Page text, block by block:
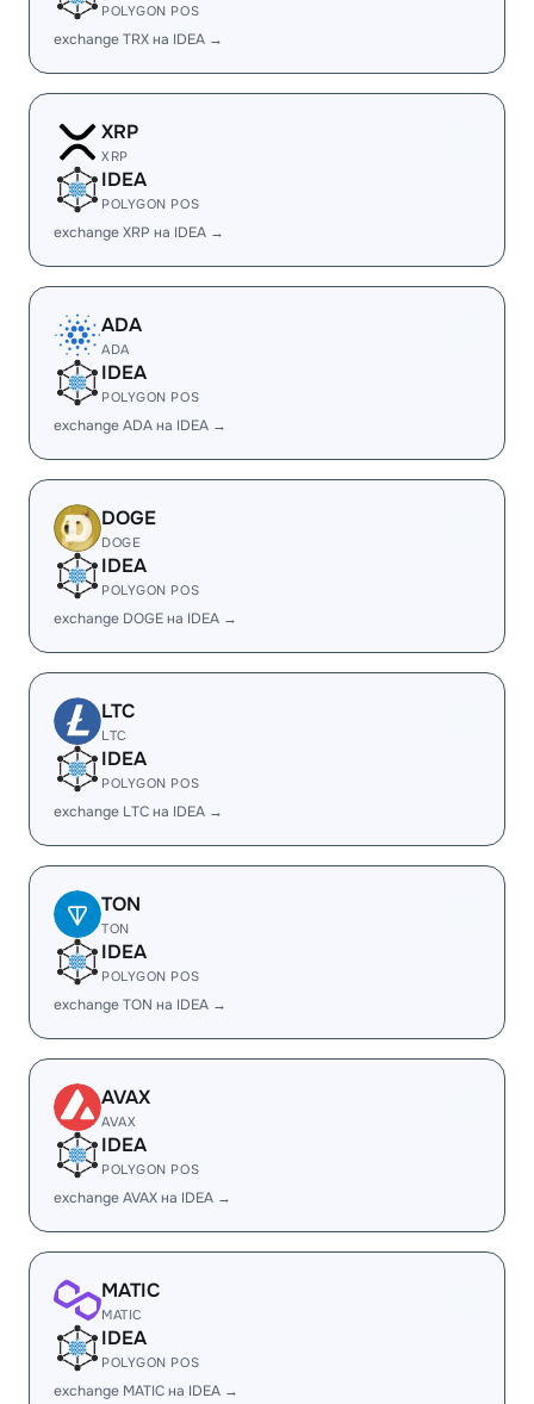
POLYGON POS
exchange TRX на IDEA →
XRP
XRP
IDEA
POLYGON POS
exchange XRP на IDEA →
ADA
ADA
IDEA
POLYGON POS
exchange ADA на IDEA →
DOGE
DOGE
IDEA
POLYGON POS
exchange DOGE на IDEA →
LTC
LTC
IDEA
POLYGON POS
exchange LTC на IDEA →
TON
TON
IDEA
POLYGON POS
exchange TON на IDEA →
AVAX
AVAX
IDEA
POLYGON POS
exchange AVAX на IDEA →
MATIC
MATIC
IDEA
POLYGON POS
exchange MATIC на IDEA →